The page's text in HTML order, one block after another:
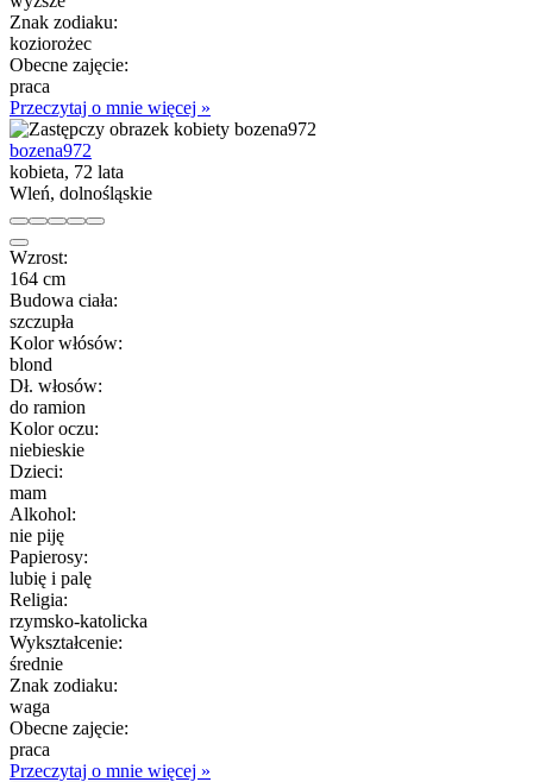
Znak zodiaku:
koziorożec
Obecne zajęcie:
praca
Przeczytaj o mnie więcej »
bozena972
kobieta, 72 lata
Wleń, dolnośląskie
Wzrost:
164 cm
Budowa ciała:
szczupła
Kolor włósów:
blond
Dł. włosów:
do ramion
Kolor oczu:
niebieskie
Dzieci:
mam
Alkohol:
nie piję
Papierosy:
lubię i palę
Religia:
rzymsko-katolicka
Wykształcenie:
średnie
Znak zodiaku:
waga
Obecne zajęcie:
praca
Przeczytaj o mnie więcej »